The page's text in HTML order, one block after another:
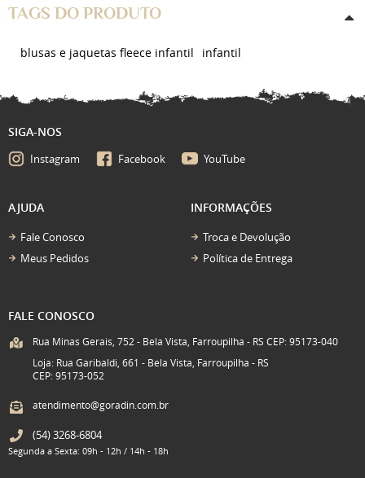
TAGS DO PRODUTO
blusas e jaquetas fleece infantil infantil
SIGA-NOS
Instagram Facebook YouTube
AJUDA
Fale Conosco
Meus Pedidos
INFORMAÇÕES
Troca e Devolução
Política de Entrega
FALE CONOSCO
Rua Minas Gerais, 752 - Bela Vista, Farroupilha - RS CEP: 95173-040
Loja: Rua Garibaldi, 661 - Bela Vista, Farroupilha - RS
CEP: 95173-052
atendimento@goradin.com.br
(54)3268-6804
Segunda a Sexta: 09h - 12h / 14h - 18h